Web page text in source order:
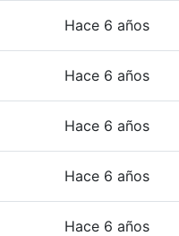
Hace 6 años
Hace 6 años
Hace 6 años
Hace 6 años
Hace 6 años